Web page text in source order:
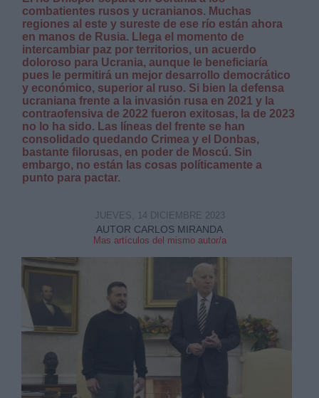
combatientes rusos y ucranianos. Muchas
regiones al este y sureste de ese río están ahora
en manos de Rusia. Llega el momento de
intercambiar paz por territorios, un acuerdo
doloroso para Ucrania, aunque le beneficiaría
pues le permitirá un mejor desarrollo democrático
y económico, superior al ruso. Si bien la defensa
ucraniana frente a la invasión rusa en 2021 y la
contraofensiva de 2022 fueron exitosas, la de 2023
no lo ha sido. Las líneas del frente se han
consolidado quedando Crimea y el Donbas,
bastante filorusas, en poder de Moscú. Sin
embargo, no están las cosas políticamente a
punto para pactar.
AUTOR CARLOS MIRANDA
Mas artículos del mismo autor/a
JUEVES, 14 DICIEMBRE 2023